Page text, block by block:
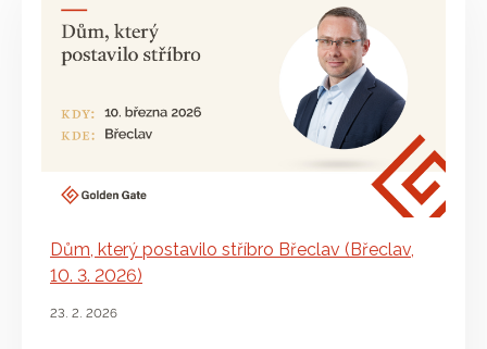
Dům, který postavilo stříbro Břeclav (Břeclav,
10. 3. 2026)
23. 2. 2026